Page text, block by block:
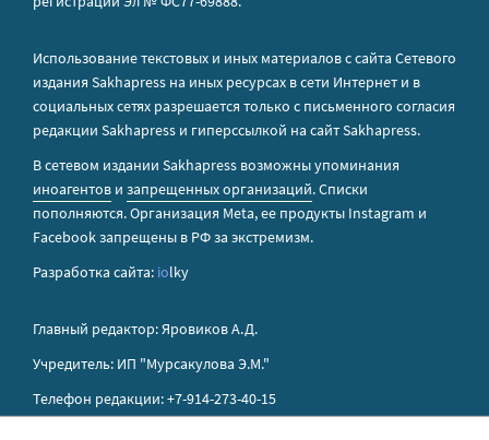
Использование текстовых и иных материалов с сайта Сетевого
издания Sakhapress на иных ресурсах в сети Интернет и в
социальных сетях разрешается только с письменного согласия
редакции Sakhapress и гиперссылкой на сайт Sakhapress.
В сетевом издании Sakhapress возможны упоминания
иноагентов и запрещенных организаций. Списки
пополняются. Организация Metа, ее продукты Instagram и
Facebook запрещены в РФ за экстремизм.
Разработка сайта: iolky
Главный редактор: Яровиков А.Д.
Учредитель: ИП "Мурсакулова Э.М."
Телефон редакции: +7-914-273-40-15